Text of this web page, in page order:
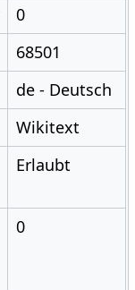
0
68501
de - Deutsch
Wikitext
Erlaubt
0